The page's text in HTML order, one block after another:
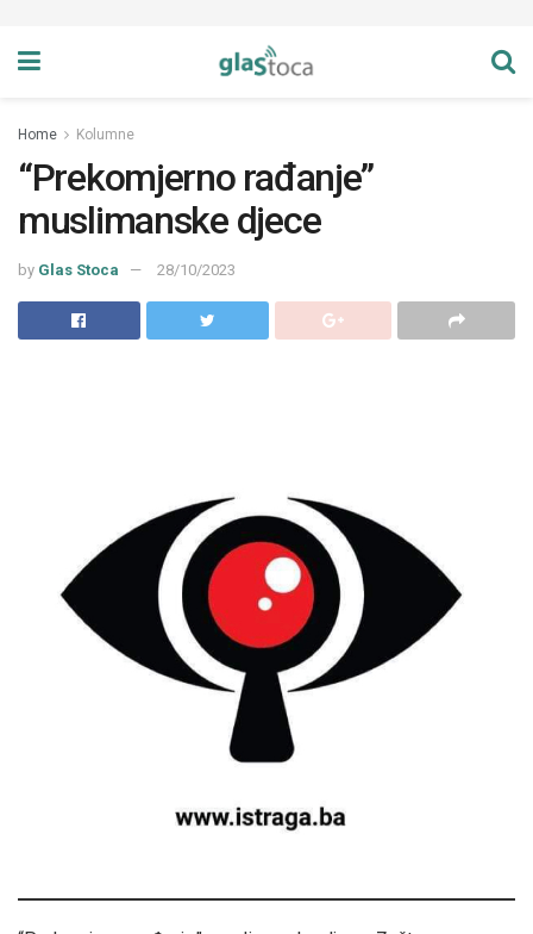
Home Kolumne
“Prekomjerno rađanje”
muslimanske djece
by Glas Stoca 28/10/2023